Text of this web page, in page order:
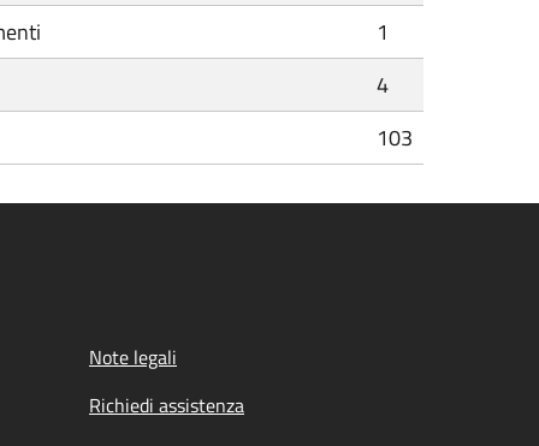
1
4
103
Note legali
Richiedi assistenza